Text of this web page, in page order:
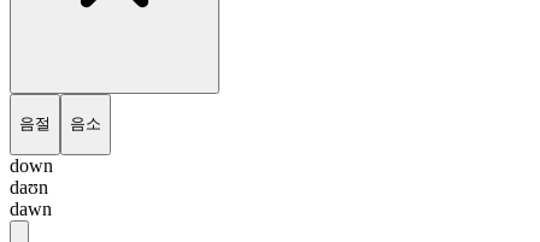
음절 음소
down
daʊn
dawn